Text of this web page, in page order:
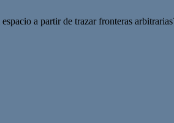
a partir de trazar fronteras